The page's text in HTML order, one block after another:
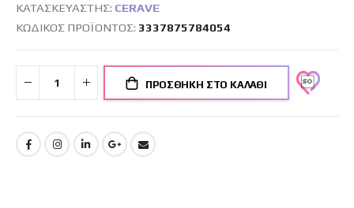
ΚΑΤΑΣΚΕΥΑΣΤΉΣ: CERAVE
ΚΩΔΙΚΌΣ ΠΡΟΪΌΝΤΟΣ 3337875784054
ΠΡΟΣΘΉΚΗ ΣΤΟ ΚΑΛΆΘΙ